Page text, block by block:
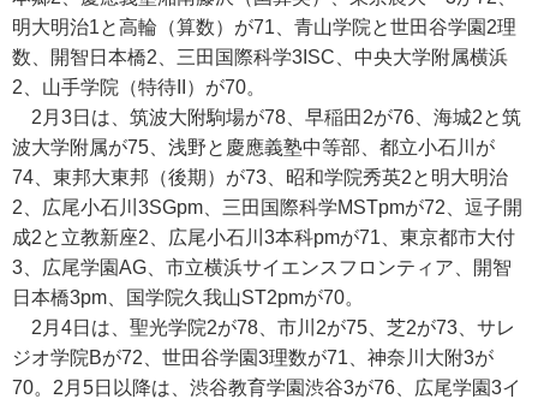
明大明治1と高輪（算数）が71、青山学院と世田谷学園2理
数、開智日本橋2、三田国際科学3ISC、中央大学附属横浜
2、山手学院（特待II）が70。
2月3日は、筑波大附駒場が78、早稲田2が76、海城2と筑
波大学附属が75、浅野と慶應義塾中等部、都立小石川が
74、東邦大東邦（後期）が73、昭和学院秀英2と明大明治
2、広尾小石川3SGpm、三田国際科学MSTpmが72、逗子開
成2と立教新座2、広尾小石川3本科pmが71、東京都市大付
3、広尾学園AG、市立横浜サイエンスフロンティア、開智
日本橋3pm、国学院久我山ST2pmが70。
2月4日は、聖光学院2が78、市川2が75、芝2が73、サレ
ジオ学院Bが72、世田谷学園3理数が71、神奈川大附3が
70。2月5日以降は、渋谷教育学園渋谷3が76、広尾学園3イ